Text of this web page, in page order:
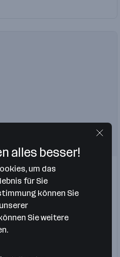
GmbH
Konstrukteur
alles besser!
um das
für Sie
können Sie
Sie weitere